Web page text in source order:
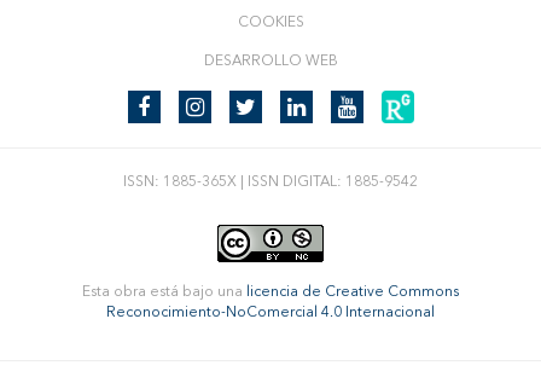
COOKIES
DESARROLLO WEB
ISSN: 1885-365X | ISSN DIGITAL: 1885-9542
Esta obra está bajo una licencia de Creative Commons
Reconocimiento-NoComercial 4.0 Internacional